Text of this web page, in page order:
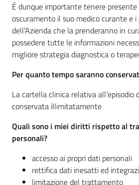
È dunque importante tenere presente
oscuramento il suo medico curante e
dell’Azienda che la prenderanno in
possedere tutte le informazioni
migliore strategia diagnostica o
Per quanto tempo saranno
La cartella clinica relativa all’episodio
conservata illimitatamente
Quali sono i miei diritti rispetto al
personali?
accesso ai propri dati personali
rettifica dati inesatti ed
limitazione del trattamento